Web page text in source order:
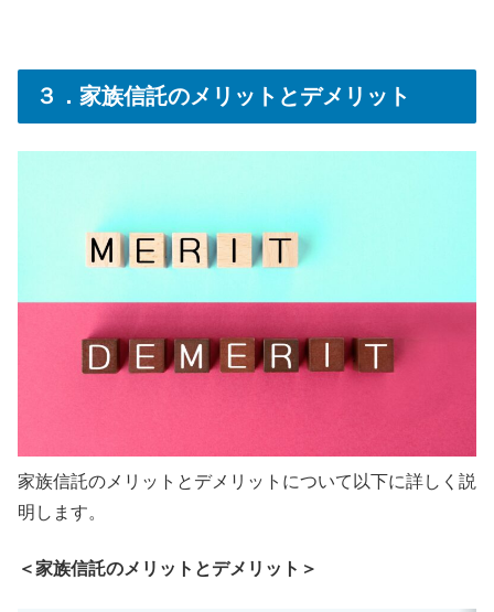
３．家族信託のメリットとデメリット
家族信託のメリットとデメリットについて以下に詳しく説
明します。
＜家族信託のメリットとデメリット＞